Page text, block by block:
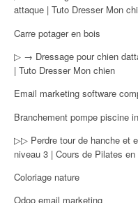
attaque | Tuto Dresser Mon
Carre potager en bois
▷ → Dressage pour chien
| Tuto Dresser Mon chien
Email marketing software
Branchement pompe piscine
▷▷ Perdre tour de hanche et
niveau 3 | Cours de Pilates en
Coloriage nature
Odoo email marketing